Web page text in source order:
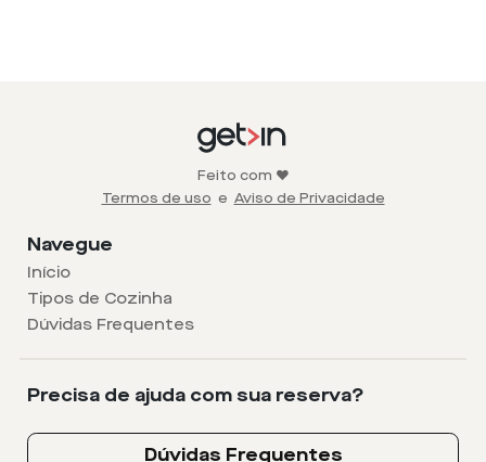
Feito com ❤️
Termos de uso e Aviso de Privacidade
Navegue
Início
Tipos de Cozinha
Dúvidas Frequentes
Precisa de ajuda com sua reserva?
Dúvidas Frequentes